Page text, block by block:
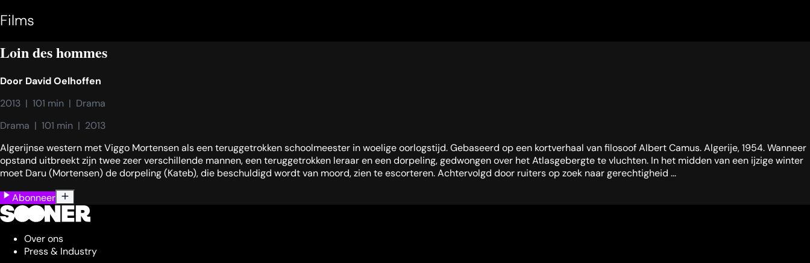
Films
Loin des hommes
Door David Oelhoffen
2013  |  101 min  |  Drama
Drama  |  101 min  |  2013
Algerijnse western met Viggo Mortensen als een teruggetrokken schoolmeester in woelige oorlogstijd. Gebaseerd op een kortverhaal van filosoof Albert Camus. Algerije, 1954. Wanneer
opstand uitbreekt zijn twee zeer verschillende mannen, een teruggetrokken leraar en een dorpeling, gedwongen over het Atlasgebergte te vluchten. In het midden van een ijzige winter
moet Daru (Mortensen) de dorpeling (Kateb), die beschuldigd wordt van moord, zien te escorteren. Achtervolgd door ruiters op zoek naar gerechtigheid ...
Abonneer
Over ons
Press & Industry